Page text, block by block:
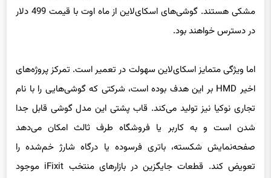
مشکی هستند. گوشی‌های اسکای‌لاین از ماه اوت با قیمت 499 دلار
در دسترس خواهند بود.
اما ویژگی متمایز اسکای‌لاین سهولت در تعمیر است. تمرکز پروژه‌های
اخیر HMD بر این هدف بوده است، شرکتی که گوشی‌هایی را با نام
تجاری نوکیا نیز تولید می‌کند. قاب پشتی این مدل گوشی قابل جدا
شدن است و به کاربر یا فروشگاه طرف ثالث امکان می‌دهد
صفحه‌نمایش شکسته، باتری فرسوده یا درگاه شارژ خم‌شده را
تعویض کند. قطعات جایگزین در بازارهای منتخب iFixit موجود